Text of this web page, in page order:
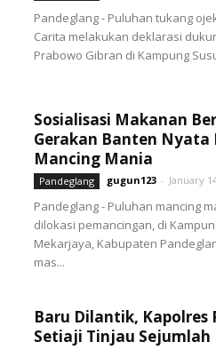
Pandeglang - Puluhan tukang
Carita melakukan deklarasi
Prabowo Gibran di Kampung
Sosialisasi Makanan
Gerakan Banten Nyata
Mancing Mania
Pandeglang gugun123 - January
Pandeglang - Puluhan mancing
dilokasi pemancingan, di
Mekarjaya, Kabupaten
mas...
Baru Dilantik, Kapolres
Setiaji Tinjau Sejumlah